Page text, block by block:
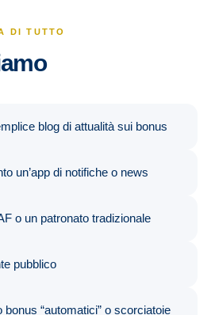
DI TUTTO
blog di attualità sui bonus
un’app di notifiche o news
o un patronato tradizionale
pubblico
bonus “automatici” o scorciatoie